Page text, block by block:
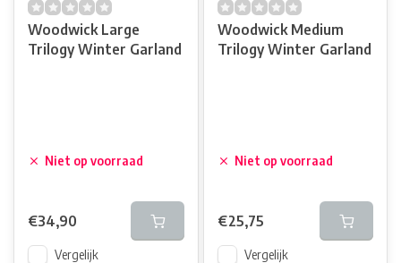
Woodwick Large
Trilogy Winter Garland
Niet op voorraad
€34,90
Vergelijk
Woodwick Medium
Trilogy Winter Garland
Niet op voorraad
€25,75
Vergelijk